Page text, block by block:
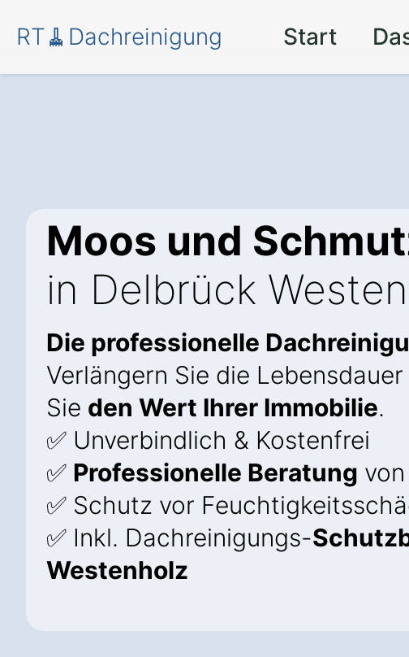
RT🧹Dachreinigung Start
Moos und
in Delbrück
Die professionelle
Verlängern Sie die
Sie den Wert Ihrer Immobilie.
✅ Unverbindlich & Kostenfrei
✅ Professionelle Beratung
✅ Schutz vor
✅ Inkl. Dachreinigungs-
Westenholz